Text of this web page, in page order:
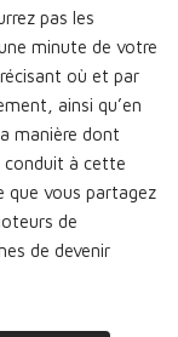
pas les
minute de votre
où et par
ainsi qu’en
manière dont
conduit à cette
que vous partagez
de
de devenir